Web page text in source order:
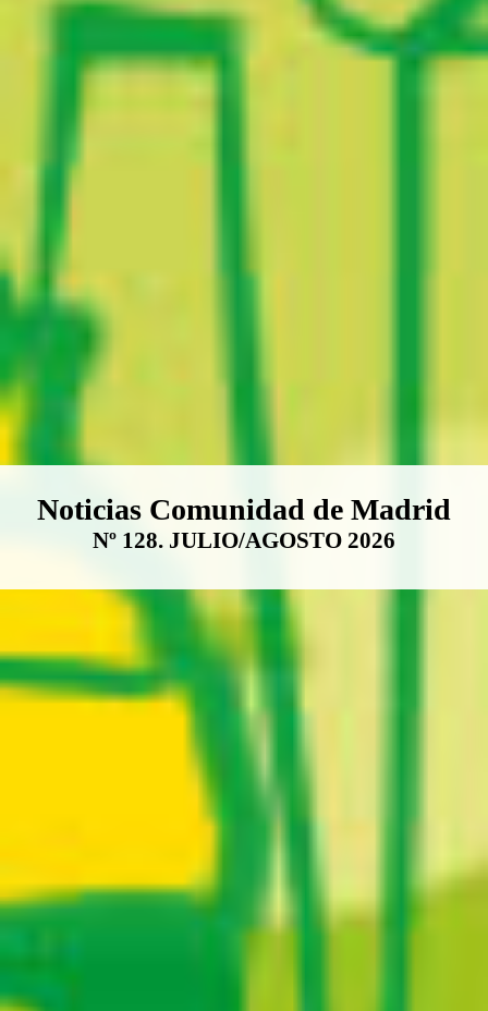
Boletín Noticias Comunidad de
Noticias Comunidad de Madrid
Nº 128. JULIO/AGOSTO 2026